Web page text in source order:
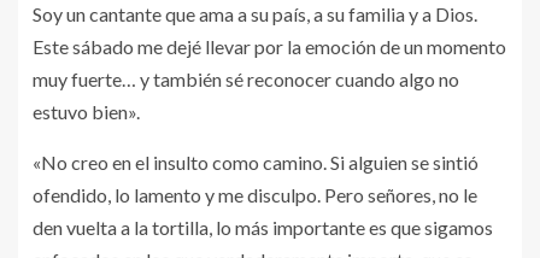
Soy un cantante que ama a su país, a su familia y a Dios.
Este sábado me dejé llevar por la emoción de un momento
muy fuerte… y también sé reconocer cuando algo no
estuvo bien».
«No creo en el insulto como camino. Si alguien se sintió
ofendido, lo lamento y me disculpo. Pero señores, no le
den vuelta a la tortilla, lo más importante es que sigamos